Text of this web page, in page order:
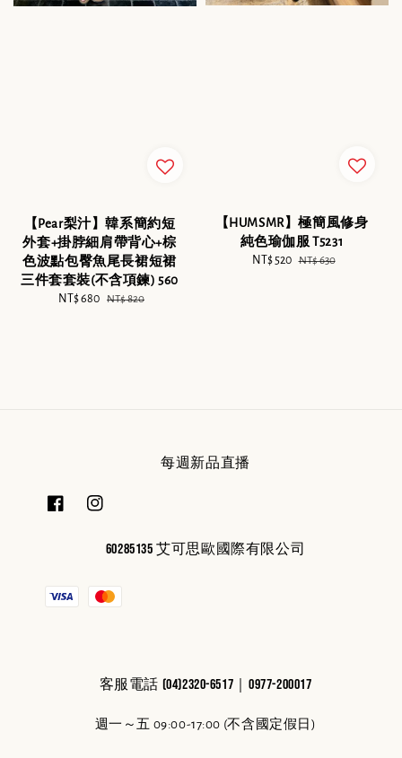
【Pear梨汁】韓系簡約短
外套+掛脖細肩帶背心+棕
色波點包臀魚尾長裙短裙
三件套套裝(不含項鍊) 560
Sale
NT$ 680 Regular
NT$ 820
【HUMSMR】極簡風修身
純色瑜伽服 T5231
Sale
NT$ 520 Regular
NT$ 630
每週新品直播
60285135 艾可思歐國際有限公司
客服電話 (04)2320-6517｜0977-200017
週一～五 09:00-17:00 (不含國定假日)